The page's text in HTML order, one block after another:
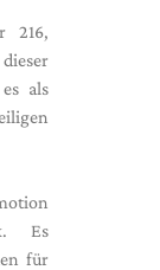
216,
als
Es
für